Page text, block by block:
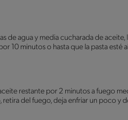
de agua y media cucharada de aceite,
10 minutos o hasta que la pasta esté
restante por 2 minutos a fuego
del fuego, deja enfriar un poco y